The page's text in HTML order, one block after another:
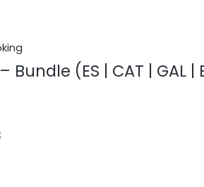
(ES | CAT | GAL |